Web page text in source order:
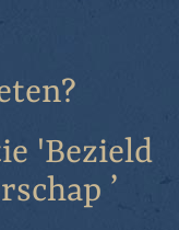
'Bezield
’